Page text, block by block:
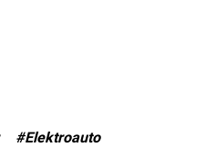
#Elektroauto